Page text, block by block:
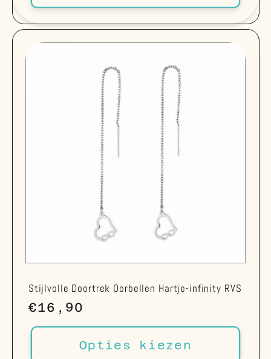
Stijlvolle Doortrek Oorbellen Hartje-infinity RVS
Normale
prijs
€16,90
Opties kiezen